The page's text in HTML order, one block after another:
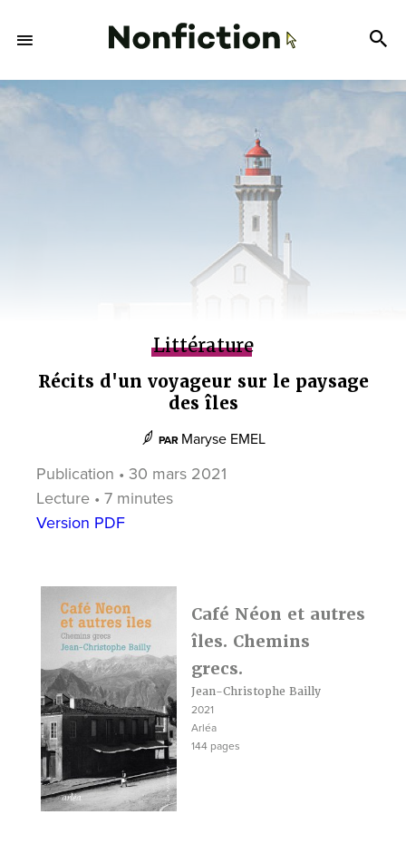
Littérature
Récits d'un voyageur sur le paysage
des îles
PAR Maryse EMEL
Publication • 30 mars 2021
Lecture • 7 minutes
Version PDF
Café Néon et autres
îles. Chemins
grecs.
Jean-Christophe Bailly
2021
Arléa
144 pages